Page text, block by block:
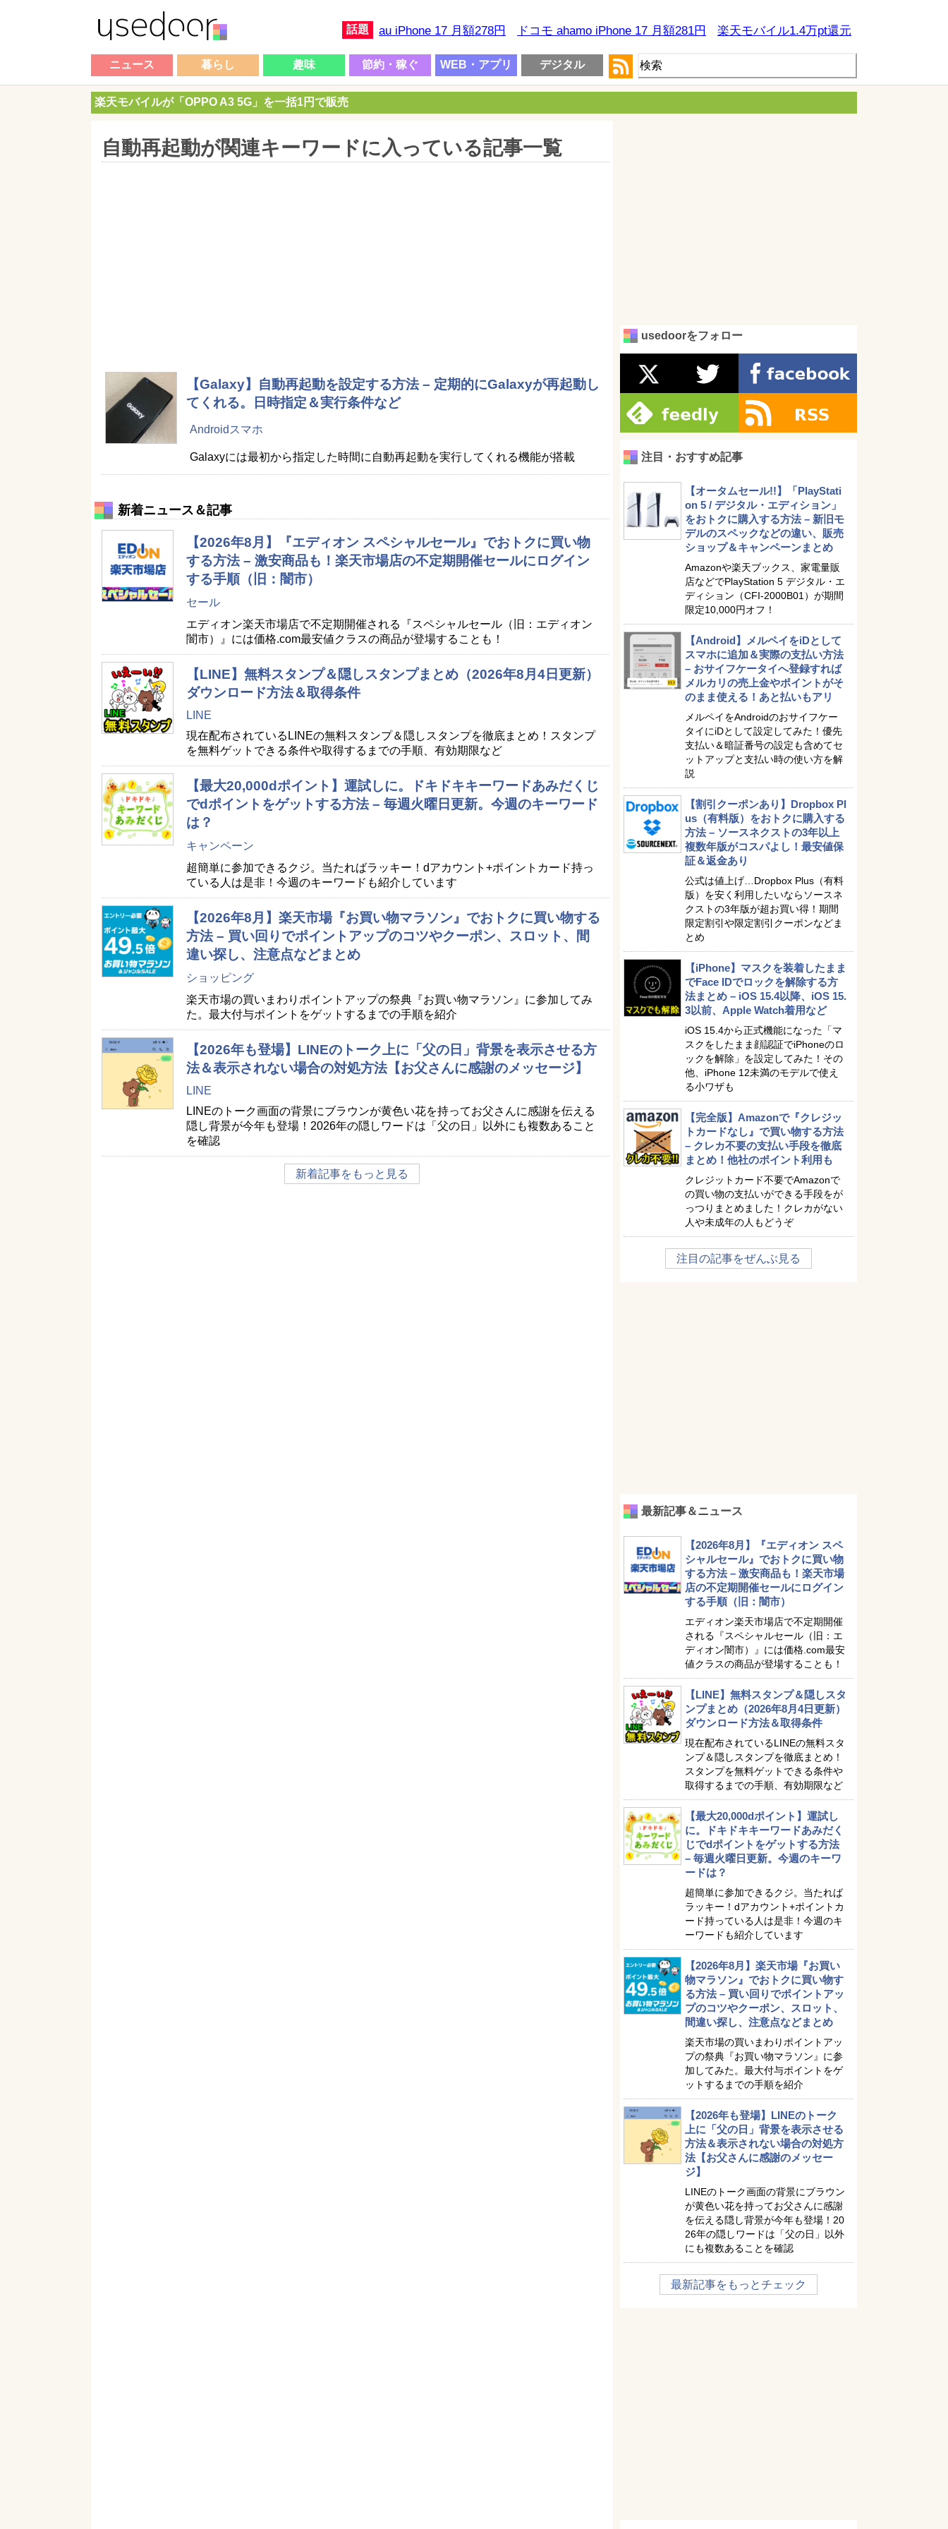
話題 au iPhone 17 月額278円 ドコモ ahamo iPhone 17 月額281円 楽天モバイル1.4万pt還元
ニュース 暮らし 趣味 節約・稼ぐ WEB・アプリ デジタル
楽天モバイルが「OPPO A3 5G」を一括1円で販売
自動再起動が関連キーワードに入っている記事一覧
【Galaxy】自動再起動を設定する方法 – 定期的にGalaxyが再起動し
てくれる。日時指定＆実行条件など
Androidスマホ
Galaxyには最初から指定した時間に自動再起動を実行してくれる機能が搭載
新着ニュース＆記事
【2026年8月】『エディオン スペシャルセール』でおトクに買い物
する方法 – 激安商品も！楽天市場店の不定期開催セールにログイン
する手順（旧：闇市）
セール
エディオン楽天市場店で不定期開催される『スペシャルセール（旧：エディオン
闇市）』には価格.com最安値クラスの商品が登場することも！
【LINE】無料スタンプ＆隠しスタンプまとめ（2026年8月4日更新）
ダウンロード方法＆取得条件
LINE
現在配布されているLINEの無料スタンプ＆隠しスタンプを徹底まとめ！スタンプ
を無料ゲットできる条件や取得するまでの手順、有効期限など
【最大20,000dポイント】運試しに。ドキドキキーワードあみだくじ
でdポイントをゲットする方法 – 毎週火曜日更新。今週のキーワード
は？
キャンペーン
超簡単に参加できるクジ。当たればラッキー！dアカウント+ポイントカード持っ
ている人は是非！今週のキーワードも紹介しています
【2026年8月】楽天市場『お買い物マラソン』でおトクに買い物する
方法 – 買い回りでポイントアップのコツやクーポン、スロット、間
違い探し、注意点などまとめ
ショッピング
楽天市場の買いまわりポイントアップの祭典『お買い物マラソン』に参加してみ
た。最大付与ポイントをゲットするまでの手順を紹介
【2026年も登場】LINEのトーク上に「父の日」背景を表示させる方
法＆表示されない場合の対処方法【お父さんに感謝のメッセージ】
LINE
LINEのトーク画面の背景にブラウンが黄色い花を持ってお父さんに感謝を伝える
隠し背景が今年も登場！2026年の隠しワードは「父の日」以外にも複数あること
を確認
新着記事をもっと見る
usedoorをフォロー
注目・おすすめ記事
【オータムセール!!】「PlayStati
on 5 / デジタル・エディション」
をおトクに購入する方法 – 新旧モ
デルのスペックなどの違い、販売
ショップ＆キャンペーンまとめ
Amazonや楽天ブックス、家電量販
店などでPlayStation 5 デジタル・エ
ディション（CFI-2000B01）が期間
限定10,000円オフ！
【Android】メルペイをiDとして
スマホに追加＆実際の支払い方法
– おサイフケータイへ登録すれば
メルカリの売上金やポイントがそ
のまま使える！あと払いもアリ
メルペイをAndroidのおサイフケー
タイにiDとして設定してみた！優先
支払い＆暗証番号の設定も含めてセ
ットアップと支払い時の使い方を解
説
【割引クーポンあり】Dropbox Pl
us（有料版）をおトクに購入する
方法 – ソースネクストの3年以上
複数年版がコスパよし！最安値保
証＆返金あり
公式は値上げ…Dropbox Plus（有料
版）を安く利用したいならソースネ
クストの3年版が超お買い得！期間
限定割引や限定割引クーポンなどま
とめ
【iPhone】マスクを装着したまま
でFace IDでロックを解除する方
法まとめ – iOS 15.4以降、iOS 15.
3以前、Apple Watch着用など
iOS 15.4から正式機能になった「マ
スクをしたまま顔認証でiPhoneのロ
ックを解除」を設定してみた！その
他、iPhone 12未満のモデルで使え
る小ワザも
【完全版】Amazonで『クレジッ
トカードなし』で買い物する方法
– クレカ不要の支払い手段を徹底
まとめ！他社のポイント利用も
クレジットカード不要でAmazonで
の買い物の支払いができる手段をが
っつりまとめました！クレカがない
人や未成年の人もどうぞ
注目の記事をぜんぶ見る
最新記事＆ニュース
【2026年8月】『エディオン スペ
シャルセール』でおトクに買い物
する方法 – 激安商品も！楽天市場
店の不定期開催セールにログイン
する手順（旧：闇市）
エディオン楽天市場店で不定期開催
される『スペシャルセール（旧：エ
ディオン闇市）』には価格.com最安
値クラスの商品が登場することも！
【LINE】無料スタンプ＆隠しスタ
ンプまとめ（2026年8月4日更新）
ダウンロード方法＆取得条件
現在配布されているLINEの無料スタ
ンプ＆隠しスタンプを徹底まとめ！
スタンプを無料ゲットできる条件や
取得するまでの手順、有効期限など
【最大20,000dポイント】運試し
に。ドキドキキーワードあみだく
じでdポイントをゲットする方法
– 毎週火曜日更新。今週のキーワ
ードは？
超簡単に参加できるクジ。当たれば
ラッキー！dアカウント+ポイントカ
ード持っている人は是非！今週のキ
ーワードも紹介しています
【2026年8月】楽天市場『お買い
物マラソン』でおトクに買い物す
る方法 – 買い回りでポイントアッ
プのコツやクーポン、スロット、
間違い探し、注意点などまとめ
楽天市場の買いまわりポイントアッ
プの祭典『お買い物マラソン』に参
加してみた。最大付与ポイントをゲ
ットするまでの手順を紹介
【2026年も登場】LINEのトーク
上に「父の日」背景を表示させる
方法＆表示されない場合の対処方
法【お父さんに感謝のメッセー
ジ】
LINEのトーク画面の背景にブラウン
が黄色い花を持ってお父さんに感謝
を伝える隠し背景が今年も登場！20
26年の隠しワードは「父の日」以外
にも複数あることを確認
最新記事をもっとチェック